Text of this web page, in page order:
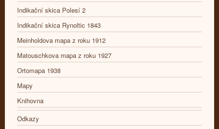
Indikační skica Polesí 2
Indikační skica Rynoltic 1843
Meinholdova mapa z roku 1912
Matouschkova mapa z roku 1927
Ortomapa 1938
Mapy
Knihovna
Odkazy